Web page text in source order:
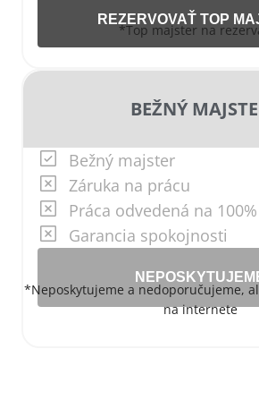
REZERVOVAŤ TOP
*Top majster na
BEŽNÝ
Bežný majster
Záruka na prácu
Práca odvedená na 100%
Garancia spokojnosti
*Neposkytujeme a nedoporučujeme,
na internete